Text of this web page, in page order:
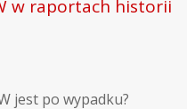
w raportach historii
jest po wypadku?